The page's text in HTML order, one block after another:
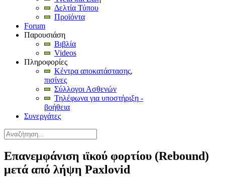
Δελτία Τύπου
Προϊόντα
Forum
Παρουσιάση
Βιβλία
Videos
Πληροφορίες
Κέντρα αποκατάστασης,
πισίνες
Σύλλογοι Ασθενών
Τηλέφωνα για υποστήριξη -
βοήθεια
Συνεργάτες
Επανεμφάνιση ιϊκού φορτίου (Rebound)
μετά από λήψη Paxlovid